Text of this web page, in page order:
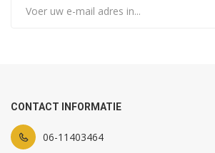
CONTACT INFORMATIE
06-11403464